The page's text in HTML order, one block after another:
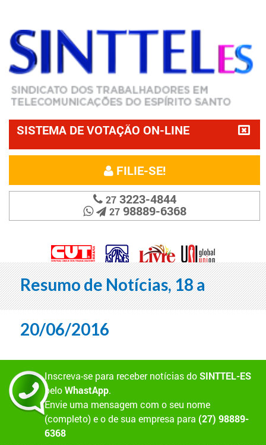
SISTEMA DE VOTAÇÃO ON-LINE
FILIE-SE!
273223-4844
2798889-6368
Resumo de Notícias, 18 a
20/06/2016
Inscreva-se para receber notícias doSINTTEL-ES
peloWhastApp.
Envie uma mensagem com o seu nome
(completo) e o de sua empresa para (27) 98889-
6368